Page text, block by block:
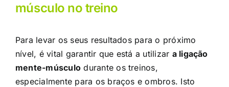
músculo no treino
Para levar os seus resultados para o próximo
nível, é vital garantir que está a utilizar a ligação
mente-músculo durante os treinos,
especialmente para os braços e ombros. Isto